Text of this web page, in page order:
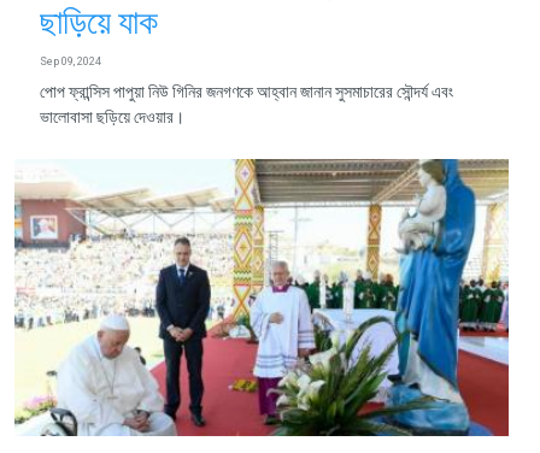
ছাড়িয়ে যাক
Sep 09, 2024
পোপ ফ্রান্সিস পাপুয়া নিউ গিনির জনগণকে আহ্বান জানান সুসমাচারের সৌন্দর্য এবং
ভালোবাসা ছড়িয়ে দেওয়ার।